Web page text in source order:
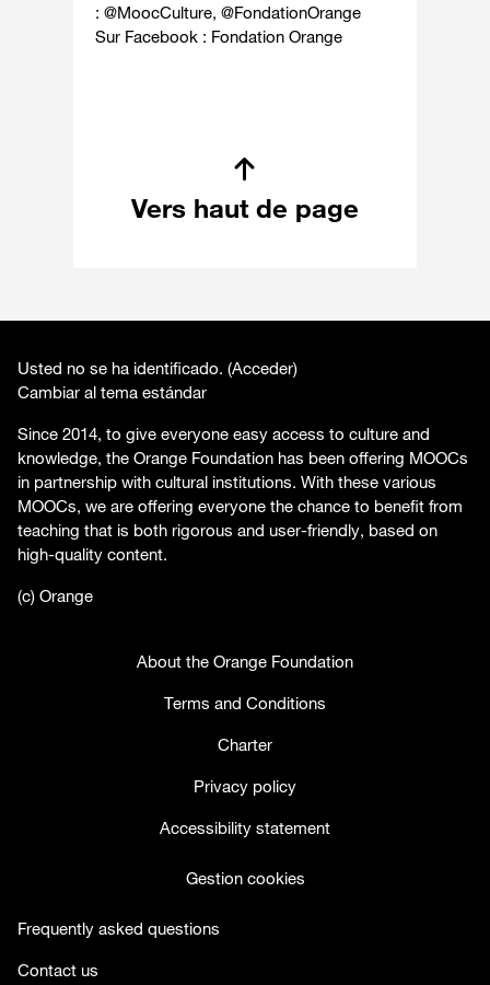
:@MoocCulture,@FondationOrange
Sur Facebook : Fondation Orange
Vers haut de page
Usted no se ha identificado. (Acceder)
Cambiar al tema estándar
Since 2014, to give everyone easy access to culture and
knowledge, the Orange Foundation has been offering MOOCs
in partnership with cultural institutions. With these various
MOOCs, we are offering everyone the chance to benefit from
teaching that is both rigorous and user-friendly, based on
high-quality content.
(c) Orange
About the Orange Foundation
Terms and Conditions
Charter
Privacy policy
Accessibility statement
Gestion cookies
Frequently asked questions
Contact us